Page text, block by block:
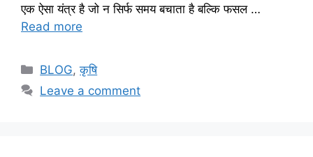
एक ऐसा यंत्र है जो न सिर्फ समय बचाता है बल्कि फसल …
Read more
BLOG,कृषि
Leave a comment